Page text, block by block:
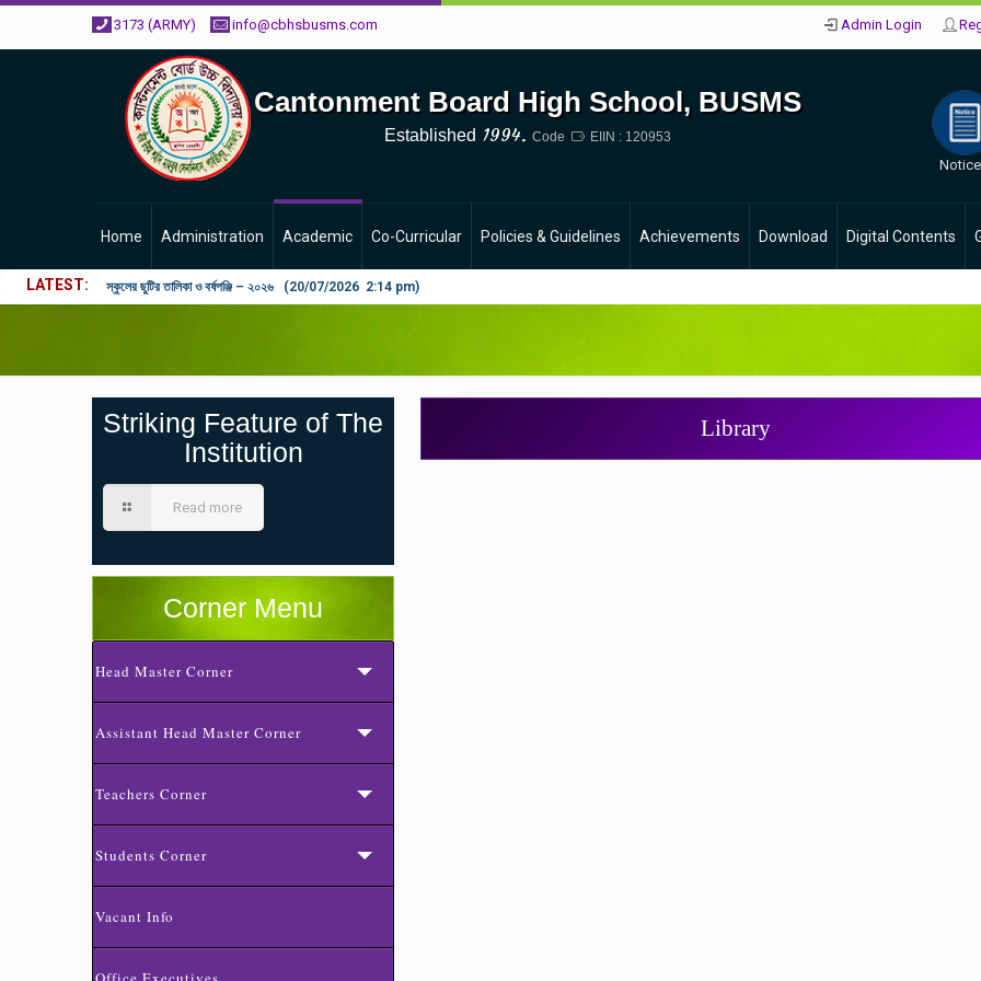
3173 (ARMY) info@cbhsbusms.com
Cantonment Board High School, BUSMS
Established 1994.Code EIIN : 120953
Admin Login
Home Administration Academic Co-Curricular Policies & Guidelines Achievements Download Digital Contents
LATEST ২০২৬ শিক্ষাবর্ষে ভর্তি পুন: বিজ্ঞপ্তিঃ শিশু থেকে নবম শ্রেণি পযর্ন্ত ফরম বিতরন চলছে… বিস্তারিত (11/12/2025 2:38 pm)
Striking Feature of The
Institution
Read more
Corner Menu
Head Master Corner
Assistant Head Master Corner
Teachers Corner
Students Corner
Vacant Info
Library